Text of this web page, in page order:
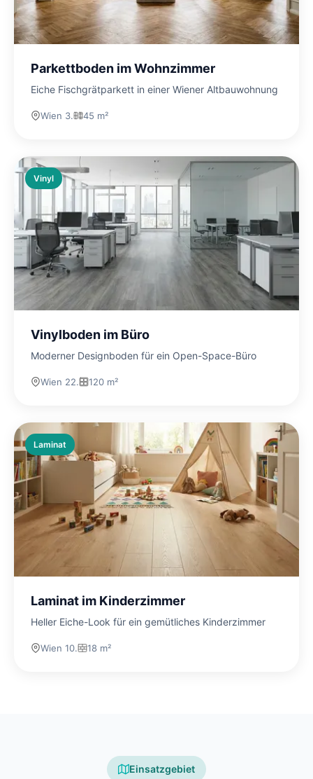
Parkettboden im Wohnzimmer
Eiche Fischgrätparkett in einer Wiener Altbauwohnung
Wien 3. 45 m²
Vinyl
Vinylboden im Büro
Moderner Designboden für ein Open-Space-Büro
Wien 22. 120 m²
Laminat
Laminat im Kinderzimmer
Heller Eiche-Look für ein gemütliches Kinderzimmer
Wien 10. 18 m²
Einsatzgebiet